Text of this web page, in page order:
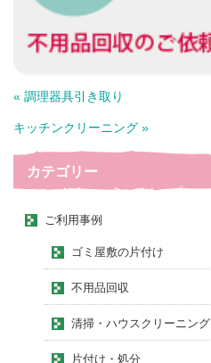
« 調理器具引き取り
キッチンクリーニング »
カテゴリー
ご利用事例
ゴミ屋敷の片付け
不用品回収
清掃・ハウスクリーニング
片付け・処分